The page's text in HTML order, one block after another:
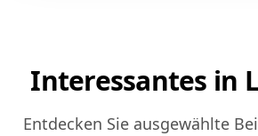
Interessantes in
Entdecken Sie ausgewählte